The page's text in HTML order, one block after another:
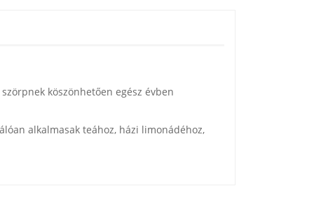
köszönhetően egész évben
alkalmasak teához, házi limonádéhoz,